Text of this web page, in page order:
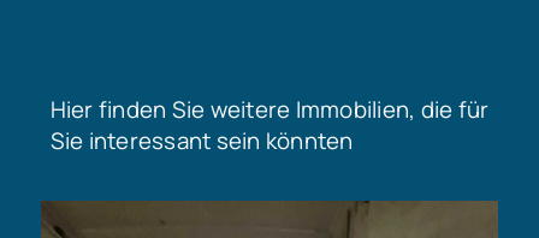
Hier finden Sie weitere Immobilien, die für
Sie interessant sein könnten